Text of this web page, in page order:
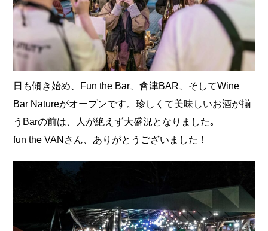
日も傾き始め、Fun the Bar、會津BAR、そしてWine
Bar Natureがオープンです。珍しくて美味しいお酒が揃
うBarの前は、人が絶えず大盛況となりました｡
fun the VANさん、ありがとうございました！